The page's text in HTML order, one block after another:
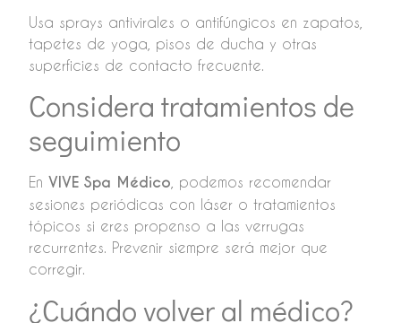
Usa sprays antivirales o antifúngicos en zapatos,
tapetes de yoga, pisos de ducha y otras
superficies de contacto frecuente.
Considera tratamientos de
seguimiento
En VIVE Spa Médico , podemos recomendar
sesiones periódicas con láser o tratamientos
tópicos si eres propenso a las verrugas
recurrentes. Prevenir siempre será mejor que
corregir.
¿Cuándo volver al médico?